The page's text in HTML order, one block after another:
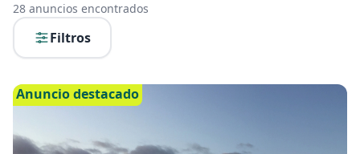
28 anuncios encontrados
Filtros
Anuncio destacado